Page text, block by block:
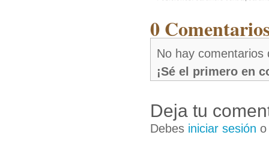
0
No hay comentarios
¡Sé el primero en
Deja tu
Debes iniciar sesión